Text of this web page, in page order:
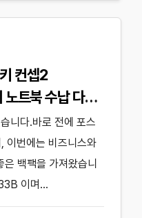
컨셉2
트북 수납 다양
켓
니다.바로 전에 포스
이번에는 비즈니스와
백팩을 가져왔습니
이며…